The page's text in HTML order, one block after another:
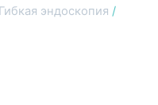
Гибкая эндоскопия /